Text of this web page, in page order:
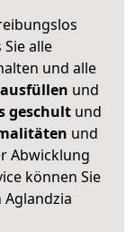
alle
und alle
ausfüllen und
geschult und
und
Abwicklung
können Sie